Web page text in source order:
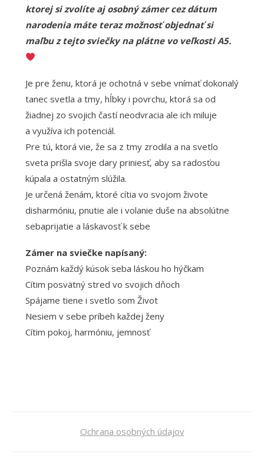
ktorej si zvolíte aj osobný zámer cez dátum
narodenia máte teraz možnosť objednať si
maľbu z tejto sviečky na plátne vo veľkosti A5.
Je pre ženu, ktorá je ochotná v sebe vnímať dokonalý
tanec svetla a tmy, hĺbky i povrchu, ktorá sa od
žiadnej zo svojich častí neodvracia ale ich miluje
a využíva ich potenciál.
Pre tú, ktorá vie, že sa z tmy zrodila a na svetlo
sveta prišla svoje dary priniesť, aby sa radosťou
kúpala a ostatným slúžila.
Je určená ženám, ktoré cítia vo svojom živote
disharmóniu, pnutie ale i volanie duše na absolútne
sebaprijatie a láskavosť k sebe
Zámer na sviečke napísaný:
Poznám každý kúsok seba láskou ho hýčkam
Cítim posvätný stred vo svojich dňoch
Spájame tiene i svetlo som Život
Nesiem v sebe príbeh každej ženy
Cítim pokoj, harmóniu, jemnosť
Ochrana osobných údajov